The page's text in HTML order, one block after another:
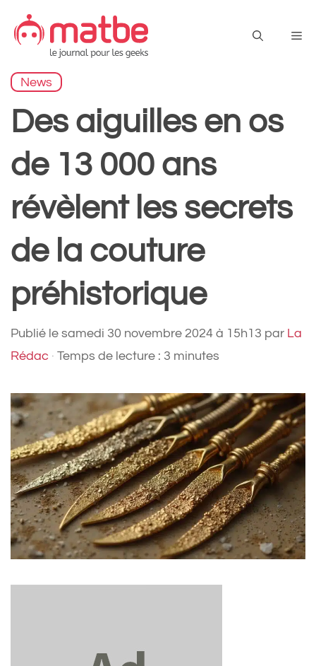
contenu
News
Des aiguilles en os
de 13 000 ans
révèlent les secrets
de la couture
préhistorique
Publié le samedi 30 novembre 2024 à 15h13 par La
Rédac · Temps de lecture : 3 minutes